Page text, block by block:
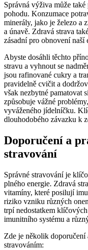
Správná výživa může
pohodu. Konzumace
minerály, jako je železo a
a únavě. Zdravá strava
zásadní pro obnovení naší
Abyste dosáhli těchto
stravu a vyhnout se
jsou rafinované cukry a
pravidelně cvičit a
však nezbytné pamatovat
způsobuje vážné
vyváženého jídelníčku.
dlouhodobého závazku k
Doporučení a
stravování
Správné stravování je
plného energie. Zdravá
vitamíny, které posilují
riziko vzniku různých
trpí nedostatkem
imunitního systému a
Zde je několik
stravováním: